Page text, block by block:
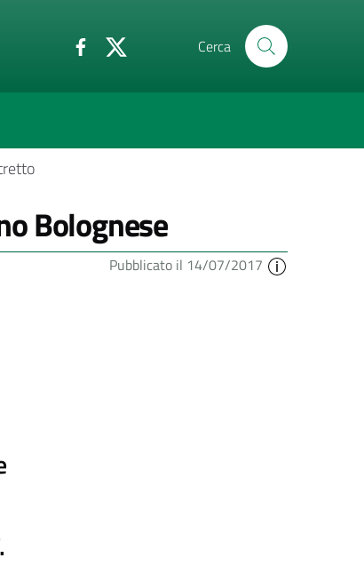
Cerca
Bolognese
Pubblicato il 14/07/2017